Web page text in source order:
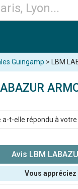
Guingamp > LBM
a-t-elle répondu à votre
Avis LBM
Vous